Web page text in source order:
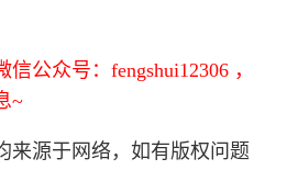
公众号：fengshui12306 ，
~
来源于网络，如有版权问题